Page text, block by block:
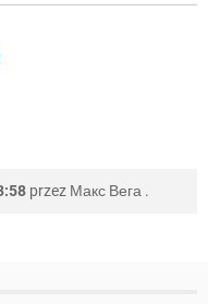
przez Макс Вега .